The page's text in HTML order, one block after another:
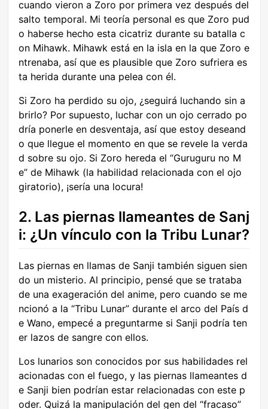
cuando vieron a Zoro por primera vez después del
salto temporal. Mi teoría personal es que Zoro pud
o haberse hecho esta cicatriz durante su batalla c
on Mihawk. Mihawk está en la isla en la que Zoro e
ntrenaba, así que es plausible que Zoro sufriera es
ta herida durante una pelea con él.
Si Zoro ha perdido su ojo, ¿seguirá luchando sin a
brirlo? Por supuesto, luchar con un ojo cerrado po
dría ponerle en desventaja, así que estoy deseand
o que llegue el momento en que se revele la verda
d sobre su ojo. Si Zoro hereda el “Guruguru no M
e” de Mihawk (la habilidad relacionada con el ojo
giratorio), ¡sería una locura!
2. Las piernas llameantes de Sanj
i: ¿Un vínculo con la Tribu Lunar?
Las piernas en llamas de Sanji también siguen sien
do un misterio. Al principio, pensé que se trataba
de una exageración del anime, pero cuando se me
ncionó a la “Tribu Lunar” durante el arco del País d
e Wano, empecé a preguntarme si Sanji podría ten
er lazos de sangre con ellos.
Los lunarios son conocidos por sus habilidades rel
acionadas con el fuego, y las piernas llameantes d
e Sanji bien podrían estar relacionadas con este p
oder. Quizá la manipulación del gen del “fracaso”